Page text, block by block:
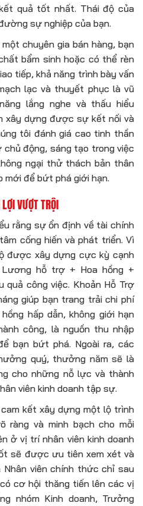
quả tốt nhất. Thái độ của
sự nghiệp của bạn.
chuyên gia bán hàng, bạn
bẩm sinh hoặc có thể rèn
tiếp, khả năng trình bày vấn
lạc và thuyết phục là vũ
lắng nghe và thấu hiểu
xây dựng được sự kết nối và
tôi đánh giá cao tinh thần
chủ động, sáng tạo trong việc
ngại thử thách bản thân
mới để bứt phá giới hạn.
VƯỢT TRỘI
rằng sự ổn định về tài chính
cống hiến và phát triển. Vì
được xây dựng cực kỳ cạnh
Lương hỗ trợ + Hoa hồng +
quả công việc. Khoản Hỗ Trợ
giúp bạn trang trải chi phí
hấp dẫn, không giới hạn
công, là nguồn thu nhập
bạn bứt phá. Ngoài ra, các
quý, thưởng năm sẽ là
cho những nỗ lực và thành
viên kinh doanh tập sự.
kết xây dựng một lộ trình
ràng và minh bạch cho mỗi
ở vị trínhân viên kinh doanh
sẽ được ưu tiên xem xét và
viên chính thức chỉ sau
cơ hội thăng tiến lên các vị
nhóm Kinh doanh, Trưởng